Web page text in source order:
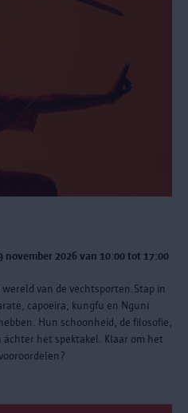
2026 van 10:00 tot 17:00
van de vechtsporten.Stap in
capoeira, kungfu en Nguni
Hun schoonheid, de filosofie,
het spektakel. Klaar om het